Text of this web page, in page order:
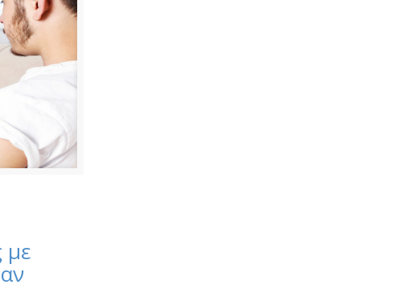
με